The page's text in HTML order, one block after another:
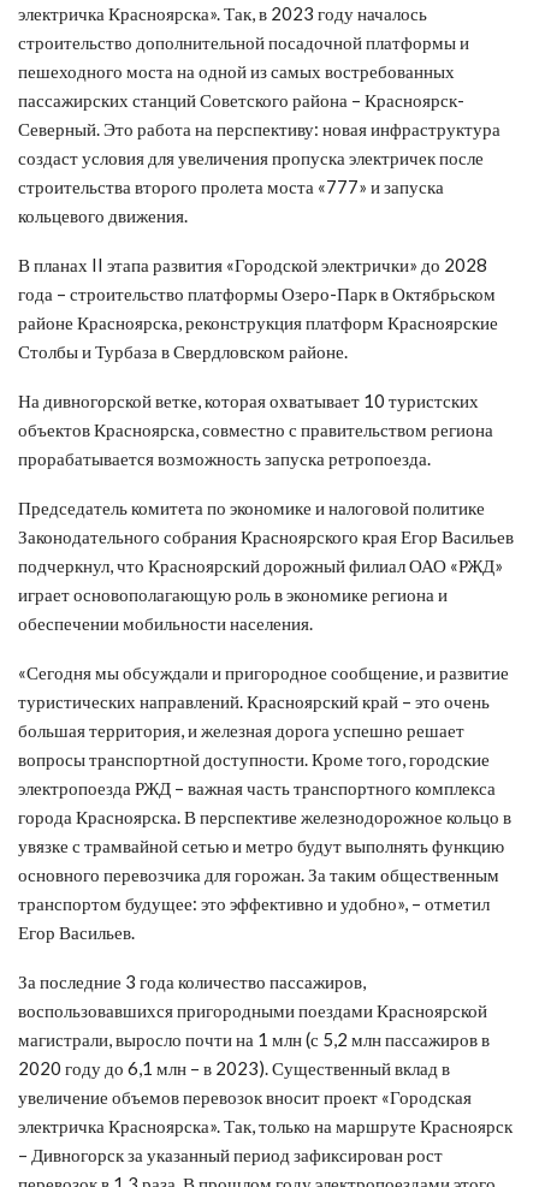
электричка Красноярска». Так, в 2023 году началось
строительство дополнительной посадочной платформы и
пешеходного моста на одной из самых востребованных
пассажирских станций Советского района – Красноярск-
Северный. Это работа на перспективу: новая инфраструктура
создаст условия для увеличения пропуска электричек после
строительства второго пролета моста «777» и запуска
кольцевого движения.
В планах II этапа развития «Городской электрички» до 2028
года – строительство платформы Озеро-Парк в Октябрьском
районе Красноярска, реконструкция платформ Красноярские
Столбы и Турбаза в Свердловском районе.
На дивногорской ветке, которая охватывает 10 туристских
объектов Красноярска, совместно с правительством региона
прорабатывается возможность запуска ретропоезда.
Председатель комитета по экономике и налоговой политике
Законодательного собрания Красноярского края Егор Васильев
подчеркнул, что Красноярский дорожный филиал ОАО «РЖД»
играет основополагающую роль в экономике региона и
обеспечении мобильности населения.
«Сегодня мы обсуждали и пригородное сообщение, и развитие
туристических направлений. Красноярский край – это очень
большая территория, и железная дорога успешно решает
вопросы транспортной доступности. Кроме того, городские
электропоезда РЖД – важная часть транспортного комплекса
города Красноярска. В перспективе железнодорожное кольцо в
увязке с трамвайной сетью и метро будут выполнять функцию
основного перевозчика для горожан. За таким общественным
транспортом будущее: это эффективно и удобно», – отметил
Егор Васильев.
За последние 3 года количество пассажиров,
воспользовавшихся пригородными поездами Красноярской
магистрали, выросло почти на 1 млн (с 5,2 млн пассажиров в
2020 году до 6,1 млн – в 2023). Существенный вклад в
увеличение объемов перевозок вносит проект «Городская
электричка Красноярска». Так, только на маршруте Красноярск
– Дивногорск за указанный период зафиксирован рост